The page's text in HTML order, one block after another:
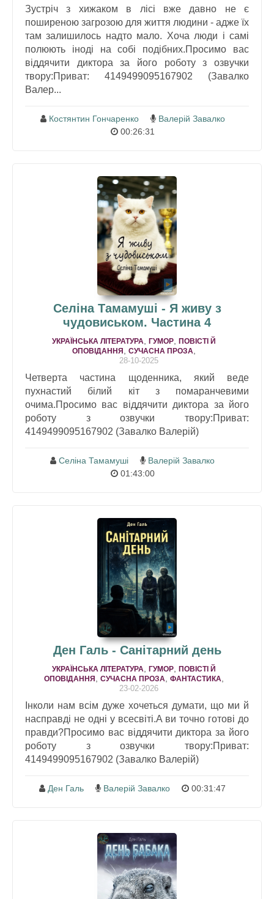
Зустріч з хижаком в лісі вже давно не є
поширеною загрозою для життя людини - адже їх
там залишилось надто мало. Хоча люди і самі
полюють іноді на собі подібних.Просимо вас
віддячити диктора за його роботу з озвучки
твору:Приват: 4149499095167902 (Завалко
Валер...
Костянтин Гончаренко
Валерій Завалко
00:26:31
Селіна Тамамуші - Я живу з
чудовиськом. Частина 4
УКРАЇНСЬКА ЛІТЕРАТУРА ГУМОР ПОВІСТІ Й
ОПОВІДАННЯ
СУЧАСНА ПРОЗА
28-10-2025
Четверта частина щоденника, який веде
пухнастий білий кіт з помаранчевими
очима.Просимо вас віддячити диктора за його
роботу з озвучки твору:Приват:
4149499095167902 (Завалко Валерій)
Селіна Тамамуші
Валерій Завалко
01:43:00
Ден Галь - Санітарний день
УКРАЇНСЬКА ЛІТЕРАТУРА ГУМОР ПОВІСТІ Й
ОПОВІДАННЯ
СУЧАСНА ПРОЗА ФАНТАСТИКА
23-02-2026
Інколи нам всім дуже хочеться думати, що ми й
насправді не одні у всесвіті.А ви точно готові до
правди?Просимо вас віддячити диктора за його
роботу з озвучки твору:Приват:
4149499095167902 (Завалко Валерій)
Ден Галь Валерій Завалко 00:31:47